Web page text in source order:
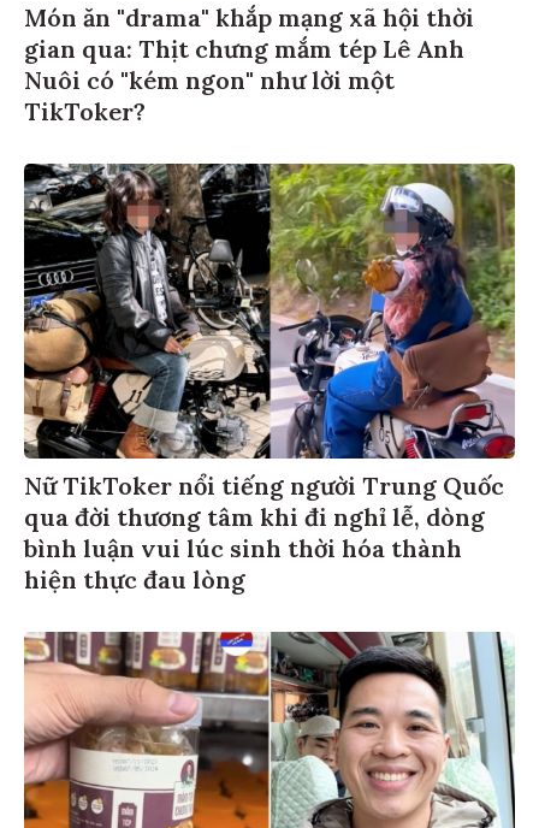
Món ăn "drama" khắp mạng xã hội thời
gian qua: Thịt chưng mắm tép Lê Anh
Nuôi có "kém ngon" như lời một
TikToker?
Nữ TikToker nổi tiếng người Trung Quốc
qua đời thương tâm khi đi nghỉ lễ, dòng
bình luận vui lúc sinh thời hóa thành
hiện thực đau lòng